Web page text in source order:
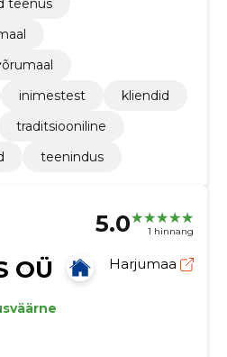
teenus
inimestest
kliendid
traditsiooniline
teenindus
5.0 1 hinnang
OÜ Harjumaa